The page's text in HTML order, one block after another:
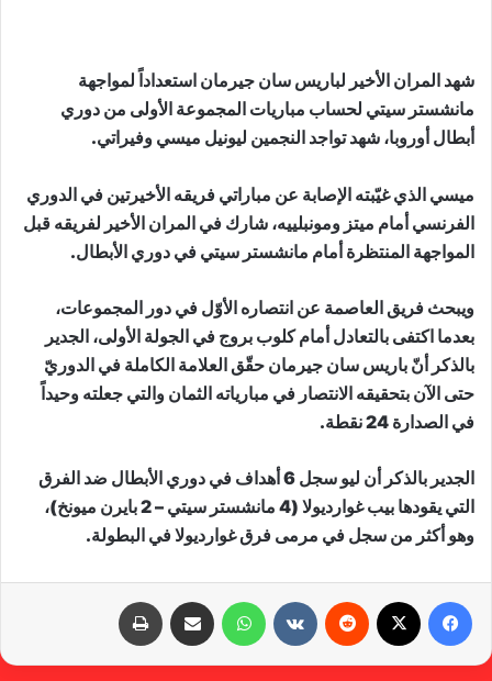
‏شهد المران الأخير لباريس سان جيرمان استعداداً لمواجهة
مانشستر سيتي لحساب مباريات المجموعة الأولى من دوري
أبطال أوروبا، شهد تواجد النجمين ليونيل ميسي وفيراتي.‬
ميسي الذي غيّبته الإصابة عن مباراتي فريقه الأخيرتين في الدوري
الفرنسي أمام ميتز ومونبلييه، شارك في المران الأخير لفريقه قبل
المواجهة المنتظرة أمام مانشستر سيتي في دوري الأبطال.
ويبحث فريق العاصمة عن انتصاره الأوّل في دور المجموعات،
بعدما اكتفى بالتعادل أمام كلوب بروج في الجولة الأولى، الجدير
بالذكر أنّ باريس سان جيرمان حقّق العلامة الكاملة في الدوريّ
حتى الآن بتحقيقه الانتصار في مبارياته الثمان والتي جعلته وحيداً
في الصدارة 24 نقطة.
الجدير بالذكر أن ليو سجل 6 أهداف في دوري الأبطال ضد الفرق
التي يقودها بيب غوارديولا (4 مانشستر سيتي – 2 بايرن ميونخ)،
وهو أكثر من سجل في مرمى فرق غوارديولا في البطولة.
واتساب